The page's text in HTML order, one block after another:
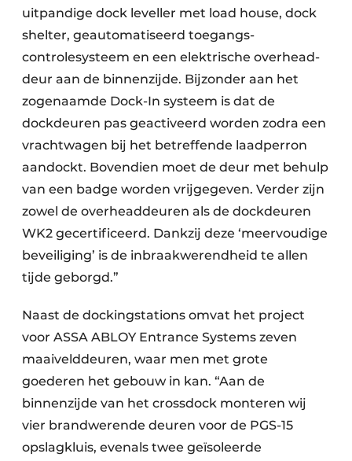
uitpandige dock leveller met load house, dock
shelter, geauto­matiseerd toegangs­
controlesysteem en een elektrische overhead­
deur aan de binnenzijde. Bijzonder aan het
zogenaamde Dock-In systeem is dat de
dockdeuren pas geactiveerd worden zodra een
vrachtwagen bij het betreffende laadperron
aandockt. Bovendien moet de deur met behulp
van een badge worden vrijgegeven. Verder zijn
zowel de overheaddeuren als de dockdeuren
WK2 gecertificeerd. Dankzij deze ‘meervoudige
beveiliging’ is de inbraak­werendheid te allen
tijde geborgd.”
Naast de dockingstations omvat het project
voor ASSA ABLOY Entrance Systems zeven
maaivelddeuren, waar men met grote
goederen het gebouw in kan. “Aan de
binnenzijde van het crossdock monteren wij
vier brandwerende deuren voor de PGS-15
opslagkluis, evenals twee geïsoleerde